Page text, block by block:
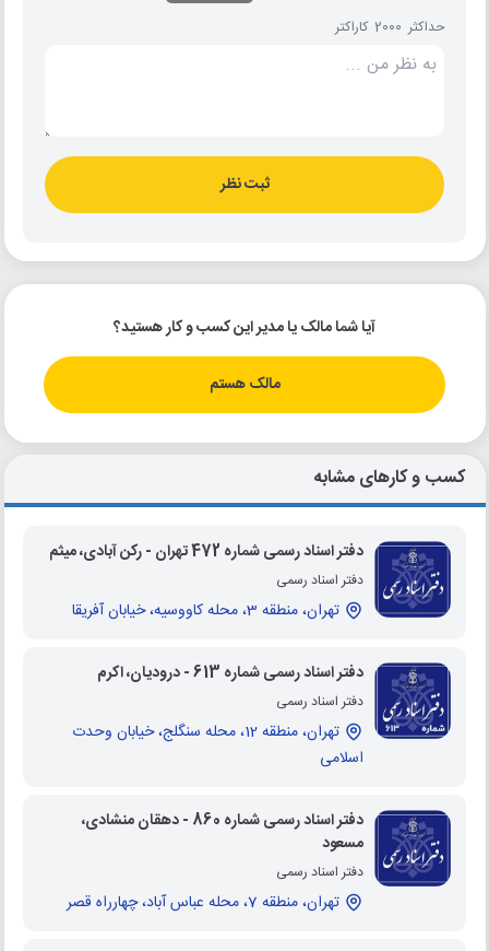
حداکثر 2000 کاراکتر
ثبت نظر
آیا شما مالک یا مدیر این کسب و کار هستید؟
مالک هستم
کسب و کارهای مشابه
دفتر اسناد رسمی شماره 472 تهران - رکن آبادی، میثم
دفتر اسناد رسمی
تهران، منطقه 3، محله کاووسیه، خیابان آفریقا
دفتر اسناد رسمی شماره 613 - درودیان، اکرم
دفتر اسناد رسمی
تهران، منطقه 12، محله سنگلج، خیابان وحدت
اسلامی
دفتر اسناد رسمی شماره 860 - دهقان منشادی،
مسعود
دفتر اسناد رسمی
تهران، منطقه 7، محله عباس آباد، چهارراه قصر